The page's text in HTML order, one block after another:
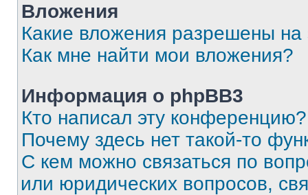
Вложения
Какие вложения разрешены
Как мне найти мои вложения?
Информация о phpBB3
Кто написал эту конференцию?
Почему здесь нет такой-то
С кем можно связаться по
или юридических вопросов,